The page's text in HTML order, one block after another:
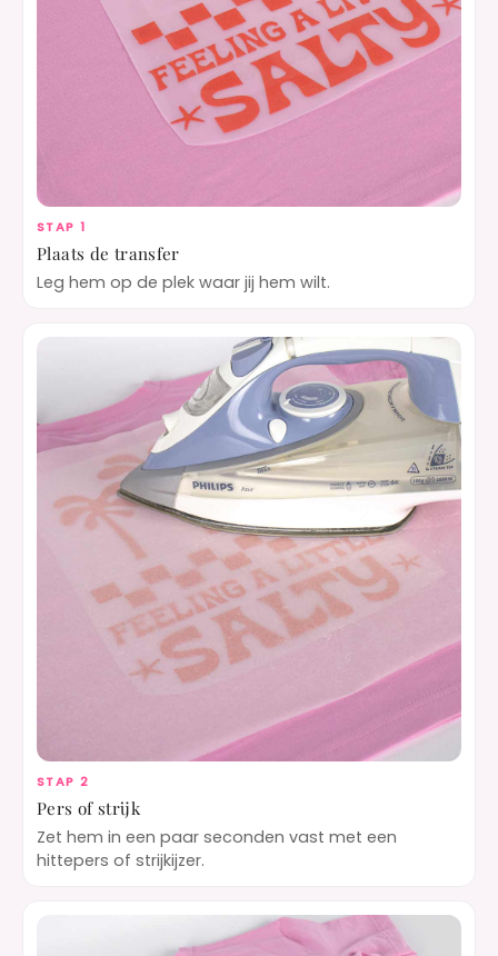
STAP 1
Plaats de transfer
Leg hem op de plek waar jij hem wilt.
STAP 2
Pers of strijk
Zet hem in een paar seconden vast met een
hittepers of strijkijzer.